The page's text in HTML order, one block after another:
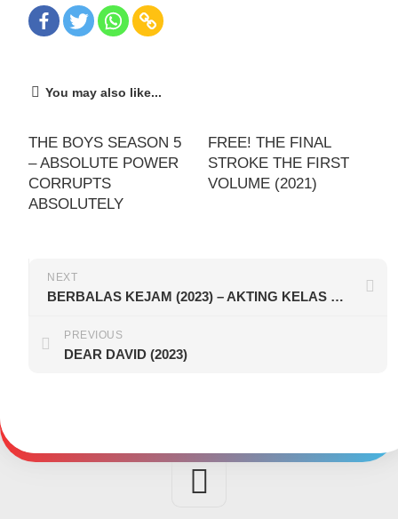
You may also like...
THE BOYS SEASON 5
– ABSOLUTE POWER
CORRUPTS
ABSOLUTELY
FREE! THE FINAL
STROKE THE FIRST
VOLUME (2021)
NEXT
BERBALAS KEJAM (2023) – AKTING KELAS DEWA DALAM CRIME THRILLER EMOSIONAL
PREVIOUS
DEAR DAVID (2023)